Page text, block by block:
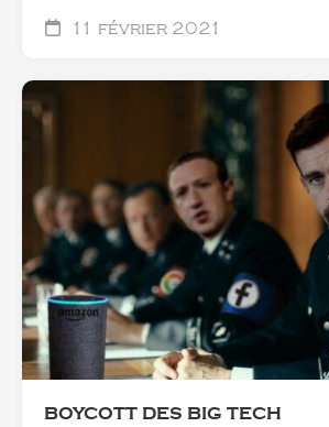
11 février 2021
BOYCOTT DES BIG TECH